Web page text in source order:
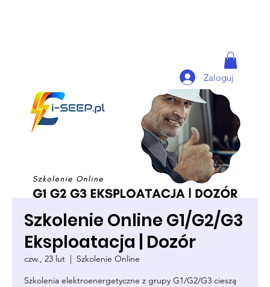
Zaloguj
Szkolenie Online G1/G2/G3
Eksploatacja | Dozór
czw., 23 lut
  |
Szkolenie Online
Szkolenia elektroenergetyczne z grupy G1/G2/G3 cieszą